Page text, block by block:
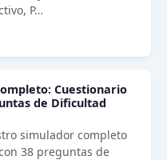
P…
Cuestionario
de Dificultad
simulador completo
38 preguntas de